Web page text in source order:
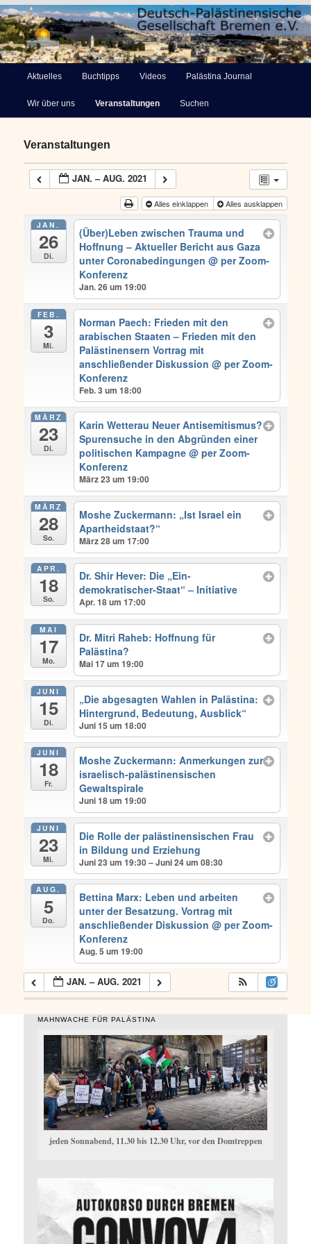
Deutsch-Palästinensische
Zum
primären
springen
Aktuelles Buchtipps Videos Palästina Journal
Wir über uns Veranstaltungen Suchen
Veranstaltungen
JAN. – AUG. 2021
Alles einklappen Alles ausklappen
JAN.
26
Di.
(Über)Leben zwischen Trauma und
Hoffnung – Aktueller Bericht aus Gaza
unter Coronabedingungen@ per Zoom-
Konferenz
Jan. 26 um 19:00
FEB.
3
Mi.
Norman Paech: Frieden mit den
arabischen Staaten – Frieden mit den
Palästinensern Vortrag mit
anschließender Diskussion@ per Zoom-
Konferenz
Feb. 3 um 18:00
MÄRZ
23
Di.
Karin Wetterau Neuer Antisemitismus?
Spurensuche in den Abgründen einer
politischen Kampagne@ per Zoom-
Konferenz
März 23 um 19:00
MÄRZ
28
So.
Moshe Zuckermann: „Ist Israel ein
Apartheidstaat?“
März 28 um 17:00
APR.
18
So.
Dr. Shir Hever: Die „Ein-
demokratischer-Staat“ – Initiative
Apr. 18 um 17:00
MAI
17
Mo.
Dr. Mitri Raheb: Hoffnung für
Palästina?
Mai 17 um 19:00
JUNI
15
Di.
„Die abgesagten Wahlen in Palästina:
Hintergrund, Bedeutung, Ausblick“
Juni 15 um 18:00
JUNI
18
Fr.
Moshe Zuckermann: Anmerkungen zur
israelisch-palästinensischen
Gewaltspirale
Juni 18 um 19:00
JUNI
23
Mi.
Die Rolle der palästinensischen Frau
in Bildung und Erziehung
Juni 23 um 19:30 – Juni 24 um 08:30
AUG.
5
Do.
Bettina Marx: Leben und arbeiten
unter der Besatzung. Vortrag mit
anschließender Diskussion@ per Zoom-
Konferenz
Aug. 5 um 19:00
JAN. – AUG. 2021
MAHNWACHE FÜR PALÄSTINA
jeden Sonnabend, 11.30 bis 12.30 Uhr, vor den Domtreppen